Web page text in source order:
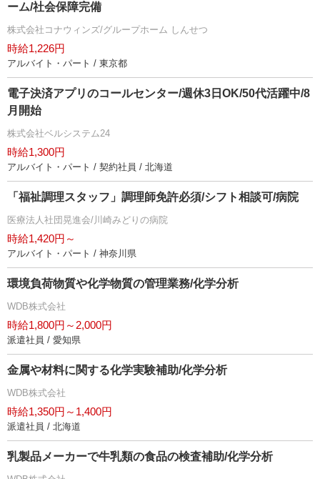
ーム/社会保障完備
株式会社コナウィンズ/グループホーム しんせつ
時給1,226円
アルバイト・パート / 東京都
電子決済アプリのコールセンター/週休3日OK/50代活躍中/8
月開始
株式会社ベルシステム24
時給1,300円
アルバイト・パート / 契約社員 / 北海道
「福祉調理スタッフ」調理師免許必須/シフト相談可/病院
医療法人社団晃進会/川崎みどりの病院
時給1,420円～
アルバイト・パート / 神奈川県
環境負荷物質や化学物質の管理業務/化学分析
WDB株式会社
時給1,800円～2,000円
派遣社員 / 愛知県
金属や材料に関する化学実験補助/化学分析
WDB株式会社
時給1,350円～1,400円
派遣社員 / 北海道
乳製品メーカーで牛乳類の食品の検査補助/化学分析